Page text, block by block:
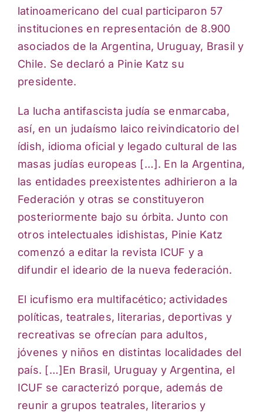
latinoamericano del cual participaron 57
instituciones en representación de 8.900
asociados de la Argentina, Uruguay, Brasil y
Chile. Se declaró a Pinie Katz su
presidente.
La lucha antifascista judía se enmarcaba,
así, en un judaísmo laico reivindicatorio del
ídish, idioma oficial y legado cultural de las
masas judías europeas […]. En la Argentina,
las entidades preexistentes adhirieron a la
Federación y otras se constituyeron
posteriormente bajo su órbita. Junto con
otros intelectuales idishistas, Pinie Katz
comenzó a editar la revista ICUF y a
difundir el ideario de la nueva federación.
El icufismo era multifacético; actividades
políticas, teatrales, literarias, deportivas y
recreativas se ofrecían para adultos,
jóvenes y niños en distintas localidades del
país. […]En Brasil, Uruguay y Argentina, el
ICUF se caracterizó porque, además de
reunir a grupos teatrales, literarios y